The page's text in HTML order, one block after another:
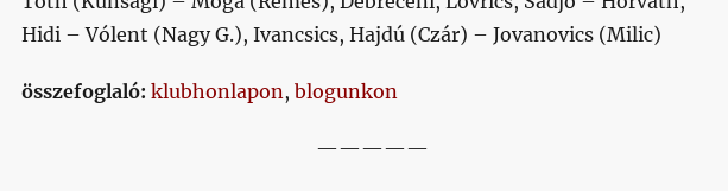
Hidi – Vólent (Nagy G.), Ivancsics, Hajdú (Czár) – Jovanovics (Milic)
összefoglaló: klubhonlapon, blogunkon
—————